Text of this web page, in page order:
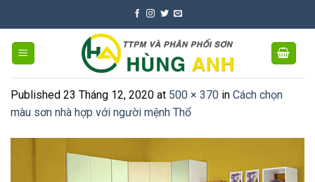
to
content
Published 23 Tháng 12, 2020 at 500 × 370 in Cách chọn
màu sơn nhà hợp với người mệnh Thổ